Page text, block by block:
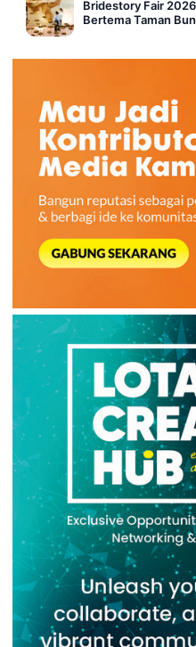
Bridestory Fair
Bertema Taman